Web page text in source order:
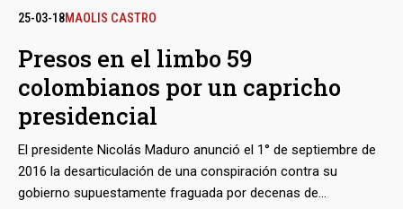
tienen base en los estados de Sucre o Delta Amacuro,
contrabandistas y cuerpos de seguridad que los acechan.
25-03-18MAOLIS CASTRO
Presos en el limbo 59
colombianos por un capricho
presidencial
El presidente Nicolás Maduro anunció el 1° de septiembre de
2016 la desarticulación de una conspiración contra su
gobierno supuestamente fraguada por decenas de